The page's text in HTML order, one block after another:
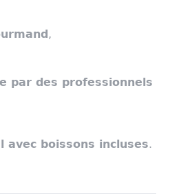
,
par des professionnels
avec boissons incluses.